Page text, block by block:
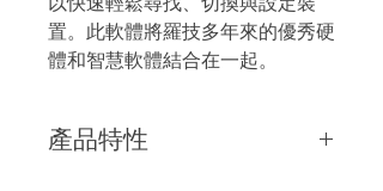
置。此軟體將羅技多年來的優秀硬
體和智慧軟體結合在一起。
產品特性